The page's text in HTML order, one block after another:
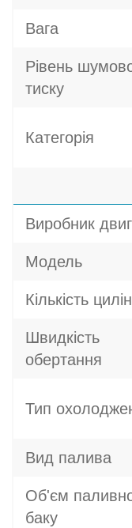
Вага
Рівень
тиску
Категорія
Виробник
Модель
Кількість
Швидкість
обертання
Тип
Вид палива
Об'єм
баку